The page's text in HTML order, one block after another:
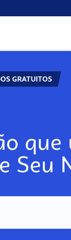
GRATUITOS
que
Seu